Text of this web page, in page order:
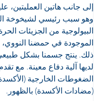
إلى جانب هاتين العمليتين،
وهو سبب رئيسي لشيخوخة
البيولوجية من الجزيئات
الموجودة في حمضنا النووي،
ذلك. ينتج جسمنا بشكل طبيعي
لديها آلية دفاع معينة. مع
الضغوطات الخارجية
(مضادات الأكسدة) بالظهور.